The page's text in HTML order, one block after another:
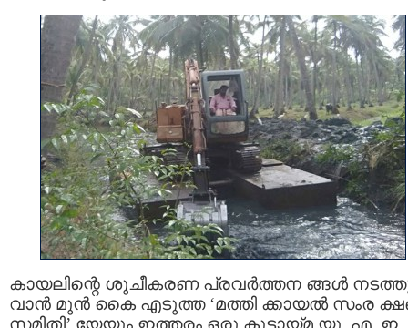
കായലിന്റെ ശുചീകരണ പ്രവര്‍ത്തന ങ്ങള്‍
വാന്‍ മുന്‍ കൈ എടുത്ത ‘മത്തി ക്കായൽ സംര
സമിതി’ യേയും ഇത്തരം ഒരു കൂട്ടായ്മ യു. എ. ഇ.